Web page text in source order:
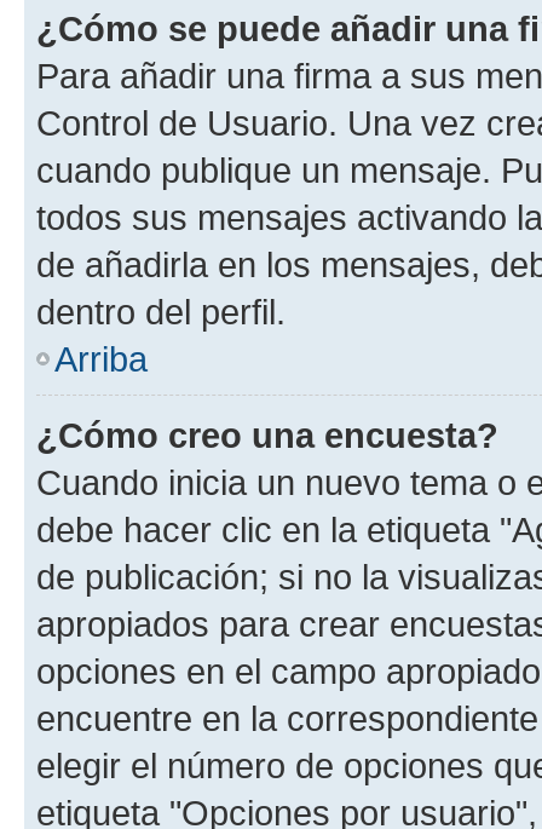
¿Cómo se puede añadir una
Para añadir una firma a sus
Control de Usuario. Una vez
cuando publique un mensaje.
todos sus mensajes activando
de añadirla en los mensajes,
dentro del perfil.
Arriba
¿Cómo creo una encuesta?
Cuando inicia un nuevo tema o
debe hacer clic en la etiqueta
de publicación; si no la
apropiados para crear
opciones en el campo
encuentre en la
elegir el número de opciones
etiqueta "Opciones por